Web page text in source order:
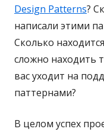
Design Patterns?
написали этими
Сколько
сложно находить
вас уходит на
паттернами?
В целом успех